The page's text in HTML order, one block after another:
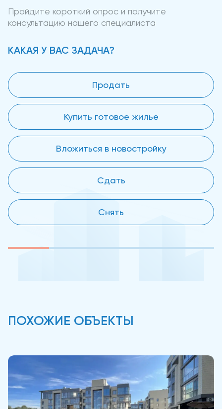
Пройдите короткий опрос и получите
консультацию нашего специалиста
КАКАЯ У ВАС ЗАДАЧА?
Продать
Купить готовое жилье
Вложиться в новостройку
Сдать
Снять
ПОХОЖИЕ ОБЪЕКТЫ